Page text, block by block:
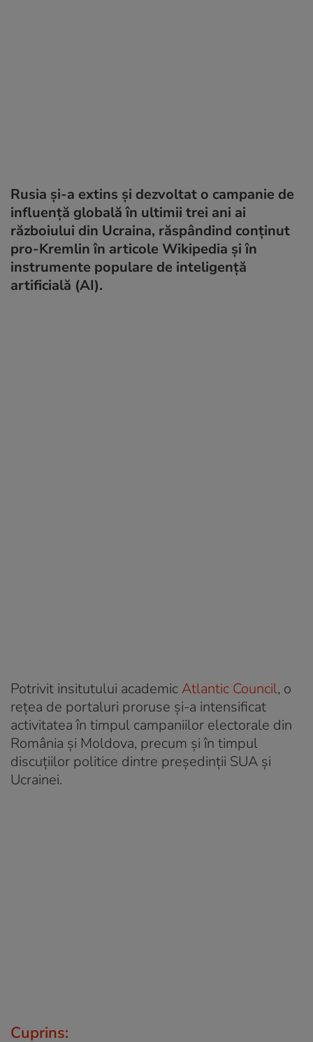
Rusia și-a extins și dezvoltat o campanie de
influență globală în ultimii trei ani ai
războiului din Ucraina, răspândind conținut
pro-Kremlin în articole Wikipedia și în
instrumente populare de inteligență
artificială (AI).
Potrivit insitutului academicAtlantic Council, o
rețea de portaluri proruse și-a intensificat
activitatea în timpul campaniilor electorale din
România și Moldova, precum și în timpul
discuțiilor politice dintre președinții SUA și
Ucrainei.
Cuprins: